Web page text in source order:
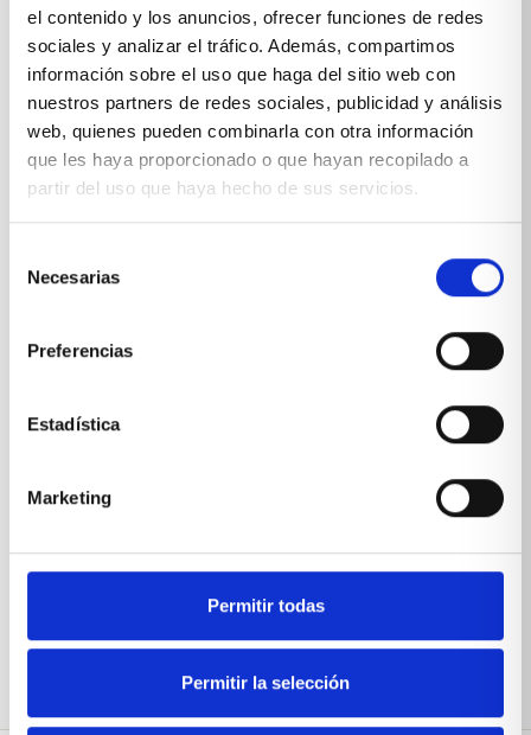
el contenido y los anuncios, ofrecer funciones de redes
sociales y analizar el tráfico. Además, compartimos
información sobre el uso que haga del sitio web con
nuestros partners de redes sociales, publicidad y análisis
web, quienes pueden combinarla con otra información
que les haya proporcionado o que hayan recopilado a
partir del uso que haya hecho de sus servicios.
Necesarias
Preferencias
Estadística
Marketing
Permitir todas
Permitir la selección
E-MAIL
política de privacidad